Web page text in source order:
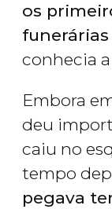
os
funerárias
conhecia
Embora
deu
caiu no
tempo
pegava